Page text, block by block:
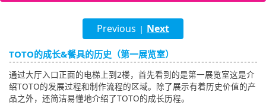
English
ภาษาไทย
tiéng Viêt
Previous | Next
TOTO的成长&餐具的历史（第一展览室）
通过大厅入口正面的电梯上到2楼，首先看到的是第一展览室这是介
绍TOTO的发展过程和制作流程的区域。除了展示有着历史价值的产
品之外，还简洁易懂地介绍了TOTO的成长历程。